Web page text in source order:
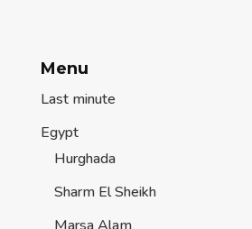
Menu
Last minute
Egypt
Hurghada
Sharm El Sheikh